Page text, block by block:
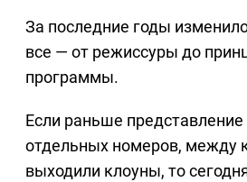
За последние годы
все — от режиссуры до
программы.
Если раньше представление
отдельных номеров, между
выходили клоуны, то